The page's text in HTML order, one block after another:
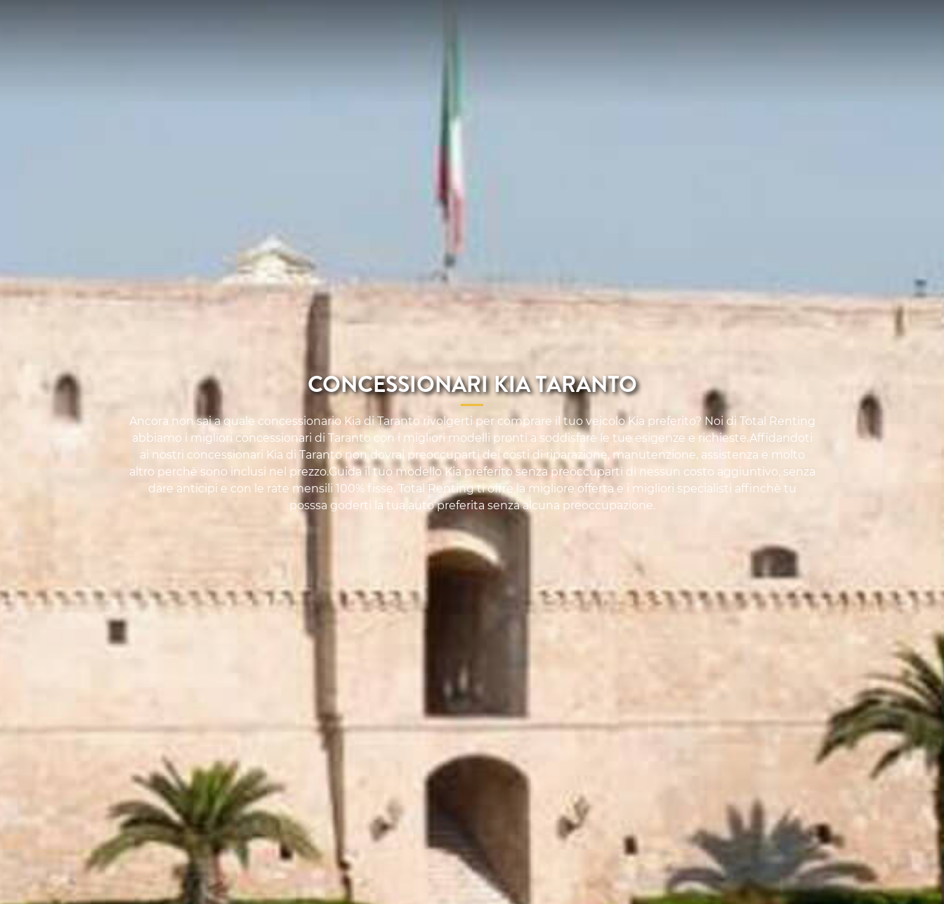
CONCESSIONARI KIA TARANTO
Ancora non sai a quale concessionario Kia di Taranto rivolgerti per comprare il tuo veicolo Kia preferito? Noi di Total Renting
abbiamo i migliori concessionari di Taranto con i migliori modelli pronti a soddisfare le tue esigenze e richieste.Affidandoti
ai nostri concessionari Kia di Taranto non dovrai preoccuparti dei costi di riparazione, manutenzione, assistenza e molto
altro perchè sono inclusi nel prezzo.Guida il tuo modello Kia preferito senza preoccuparti di nessun costo aggiuntivo, senza
dare anticipi e con le rate mensili 100% fisse. Total Renting ti offre la migliore offerta e i migliori specialisti affinchè tu
posssa goderti la tua auto preferita senza alcuna preoccupazione.